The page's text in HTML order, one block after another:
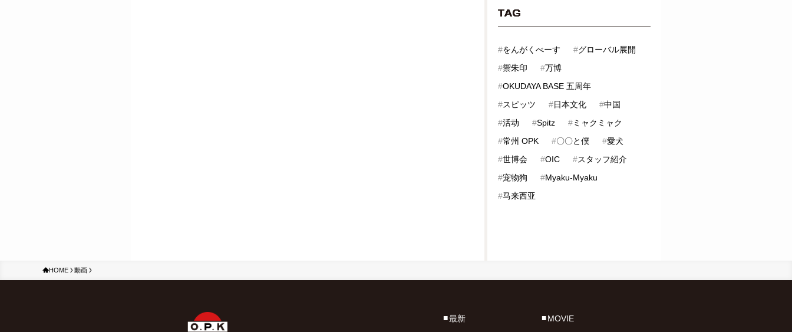
TAG
#をんがくべーす #グローバル展開
#禦朱印 #万博
#OKUDAYA BASE 五周年
#スピッツ #日本文化 #中国
#活动 #Spitz #ミャクミャク
#常州 OPK #〇〇と僕 #愛犬
#世博会 #OIC #スタッフ紹介
#宠物狗 #Myaku-Myaku
#马来西亚
HOME 動画
最新 MOVIE